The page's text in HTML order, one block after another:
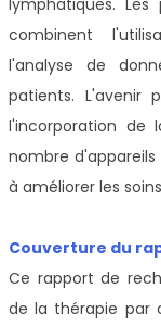
combinent
l'analyse de
patients. L'avenir
l'incorporation de
nombre
à améliorer les
Couverture du
Ce rapport de
de la thérapie par